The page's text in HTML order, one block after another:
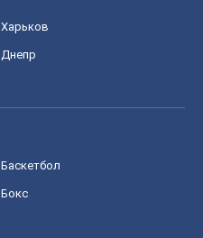
Харьков
Днепр
Баскетбол
Бокс